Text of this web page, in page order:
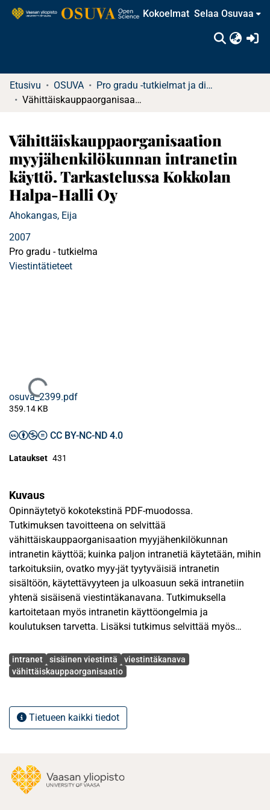
Kokoelmat Selaa Osuvaa
Etusivu OSUVA
Pro gradu -tutkielmat ja diplomityöt
Vähittäiskauppaorganisaation myyjähenkilökunnan intranetin käyttö. Tarkastelussa Kokkolan Halpa-Halli Oy
Vähittäiskauppaorganisaation
myyjähenkilökunnan intranetin
käyttö. Tarkastelussa Kokkolan
Halpa-Halli Oy
Ahokangas, Eija
2007
Pro gradu - tutkielma
Viestintätieteet
Ladataan...
osuva_2399.pdf
359.14 KB
CC BY-NC-ND 4.0
Lataukset 431
Kuvaus
Opinnäytetyö kokotekstinä PDF-muodossa.
Tutkimuksen tavoitteena on selvittää
vähittäiskauppaorganisaation myyjähenkilökunnan
intranetin käyttöä; kuinka paljon intranetiä käytetään, mihin
tarkoituksiin, ovatko myy-jät tyytyväisiä intranetin
sisältöön, käytettävyyteen ja ulkoasuun sekä intranetiin
yhtenä sisäisenä viestintäkanavana. Tutkimuksella
kartoitetaan myös intranetin käyttöongelmia ja
koulutuksen tarvetta. Lisäksi tutkimus selvittää myös
tyytyväisyyttä sisäisen viestinnän määrään.
kyselylomakkeen avulla kerätyistä vastauksista. Kyselyyn
vasta-si 128 myyjää, ja vastausprosentti oli 68. Käsittelen
aineistolähtöisen sisällönanalyysin avulla.
Avainsanat
intranet sisäinen viestintä
viestintäkanava
vähittäiskauppaorganisaatio
Tietueen kaikki tiedot